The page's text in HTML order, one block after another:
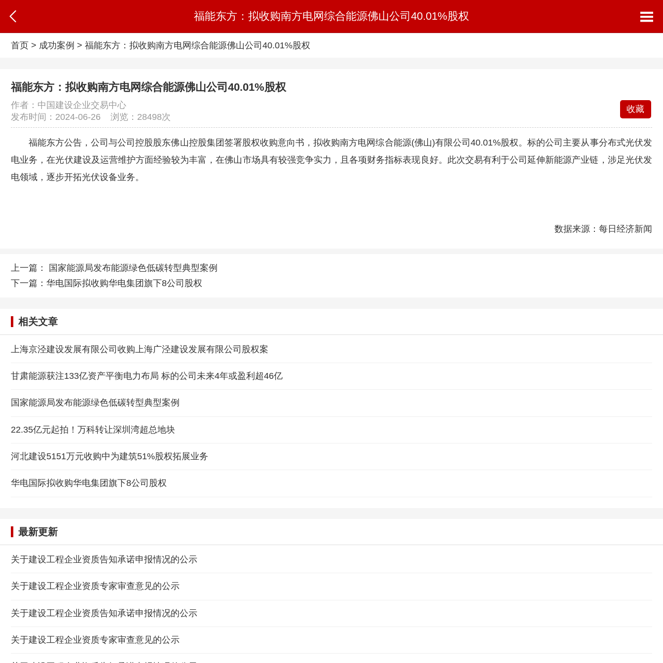
福能东方：拟收购南方电网综合能源佛山公司40.01%股权
首页 > 成功案例 >福能东方：拟收购南方电网综合能源佛山公司40.01%股权
福能东方：拟收购南方电网综合能源佛山公司40.01%股权
作者：中国建设企业交易中心
发布时间：2024-06-26 浏览： 28498次
收藏
福能东方公告，公司与公司控股股东佛山控股集团签署股权收购意向书，拟收购南方电网综合能源(佛山)有限公司40.01%股权。标的公司主要从事分布式光伏发
电业务，在光伏建设及运营维护方面经验较为丰富，在佛山市场具有较强竞争实力，且各项财务指标表现良好。此次交易有利于公司延伸新能源产业链，涉足光伏发
电领域，逐步开拓光伏设备业务。
数据来源：每日经济新闻
上一篇：
国家能源局发布能源绿色低碳转型典型案例
下一篇：华电国际拟收购华电集团旗下8公司股权
相关文章
上海京泾建设发展有限公司收购上海广泾建设发展有限公司股权案
甘肃能源获注133亿资产平衡电力布局 标的公司未来4年或盈利超46亿
国家能源局发布能源绿色低碳转型典型案例
22.35亿元起拍！万科转让深圳湾超总地块
河北建设5151万元收购中为建筑51%股权拓展业务
华电国际拟收购华电集团旗下8公司股权
最新更新
关于建设工程企业资质告知承诺申报情况的公示
关于建设工程企业资质专家审查意见的公示
关于建设工程企业资质告知承诺申报情况的公示
关于建设工程企业资质专家审查意见的公示